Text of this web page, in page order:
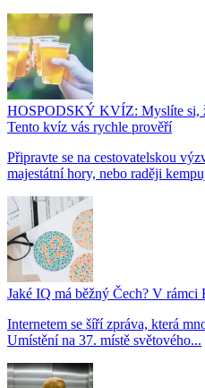
HOSPODSKÝ KVÍZ: Myslíte si,
Tento kvíz vás rychle prověří
Připravte se na cestovatelskou
majestátní hory, nebo raději
Jaké IQ má běžný Čech? V rámci
Internetem se šíří zpráva, která
Umístění na 37. místě světového...